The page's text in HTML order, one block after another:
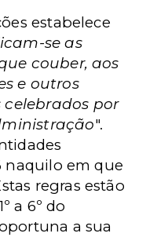
estabelece
se as
couber, aos
e outros
por
".
naquilo em que
regras estão
a 6º do
a sua